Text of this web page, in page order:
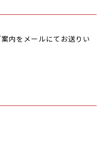
内をメールにてお送りい